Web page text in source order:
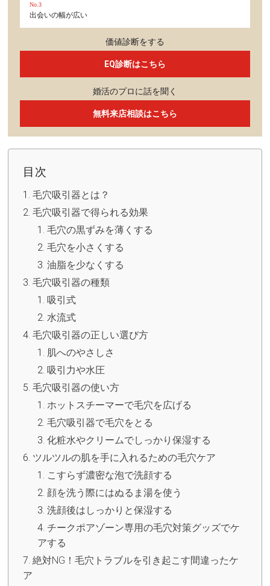
No.3
出会いの幅が広い
価値診断をする
EQ診断はこちら
婚活のプロに話を聞く
無料来店相談はこちら
目次
毛穴吸引器とは？
毛穴吸引器で得られる効果
毛穴の黒ずみを薄くする
毛穴を小さくする
油脂を少なくする
毛穴吸引器の種類
吸引式
水流式
毛穴吸引器の正しい選び方
肌へのやさしさ
吸引力や水圧
毛穴吸引器の使い方
ホットスチーマーで毛穴を広げる
毛穴吸引器で毛穴をとる
化粧水やクリームでしっかり保湿する
ツルツルの肌を手に入れるための毛穴ケア
こすらず濃密な泡で洗顔する
顔を洗う際にはぬるま湯を使う
洗顔後はしっかりと保湿する
チークポアゾーン専用の毛穴対策グッズでケ
アする
絶対NG！毛穴トラブルを引き起こす間違ったケ
ア